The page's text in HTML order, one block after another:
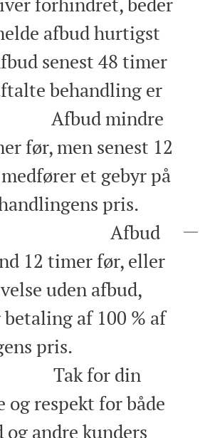
afbud hurtigst
senest 48 timer
behandling er
Afbud mindre
før, men senest 12
et gebyr på
pris.
12 timer før, eller
uden afbud,
af 100 % af
pris.
for din
og respekt for både
andre kunders